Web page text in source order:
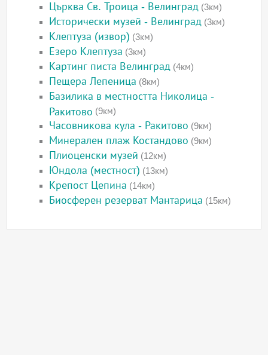
Църква Св. Троица - Велинград (3км)
Исторически музей - Велинград (3км)
Клептуза (извор) (3км)
Езеро Клептуза (3км)
Картинг писта Велинград (4км)
Пещера Лепеница (8км)
Базилика в местността Николица -
Ракитово (9км)
Часовникова кула - Ракитово (9км)
Минерален плаж Костандово (9км)
Плиоценски музей (12км)
Юндола (местност) (13км)
Крепост Цепина (14км)
Биосферен резерват Мантарица (15км)